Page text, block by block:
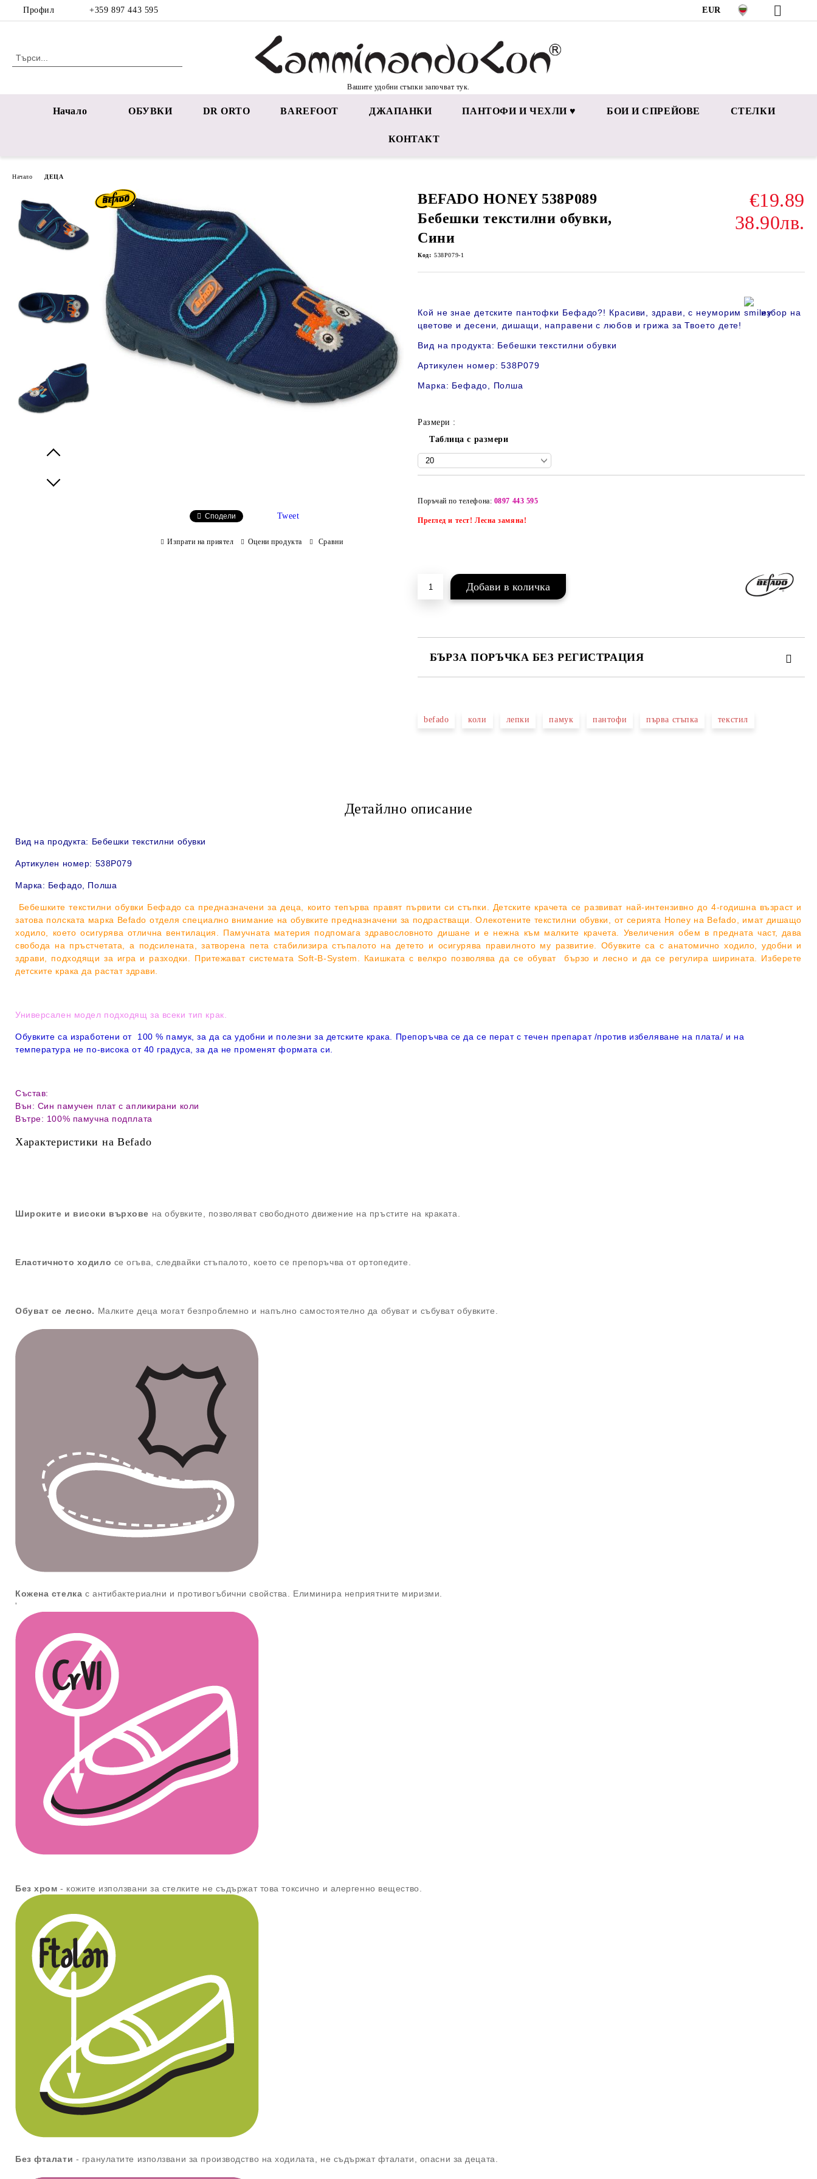
Профил +359 897 443 595 EUR
Вашите удобни стъпки започват тук.
Начало ОБУВКИ DR ORTO BAREFOOT ДЖАПАНКИ ПАНТОФИ И ЧЕХЛИ ♥ БОИ И СПРЕЙОВЕ СТЕЛКИ
КОНТАКТ
Начало ДЕЦА
BEFADO HONEY 538P089
Бебешки текстилни обувки,
Сини
€19.89
38.90лв.
Код: 538P079-1
Кой не знае детските пантофки Бефадо?! Красиви, здрави, с неуморим
избор на
цветове и десени, дишащи, направени с любов и грижа за Твоето дете!
Вид на продукта: Бебешки текстилни обувки
Артикулен номер: 538P079
Марка: Бефадо, Полша
Размери :
Таблица с размери
Поръчай по телефона: 0897 443 595
Преглед и тест! Лесна замяна!
БЪРЗА ПОРЪЧКА БЕЗ РЕГИСТРАЦИЯ
Ние ще се свържем с вас в рамките на работния ден.
befado коли лепки памук пантофи първа стъпка текстил
Сподели Tweet
Изпрати на приятел Оцени продукта Сравни
Детайлно описание
Вид на продукта: Бебешки текстилни обувки
Артикулен номер: 538P079
Марка: Бефадо, Полша
Бебешките текстилни обувки Бефадо са предназначени за деца, които тепърва правят първити си стъпки. Детските крачета се развиват най-интензивно до 4-годишна възраст и
затова полската марка Befado отделя специално внимание на обувките предназначени за подрастващи. Олекотените текстилни обувки, от серията Honey на Befado, имат дишащо
ходило, което осигурява отлична вентилация. Памучната материя подпомага здравословното дишане и е нежна към малките крачета. Увеличения обем в предната част, дава
свобода на пръстчетата, а подсилената, затворена пета стабилизира стъпалото на детето и осигурява правилното му развитие. Обувките са с анатомично ходило, удобни и
здрави, подходящи за игра и разходки.
Притежават системата Soft-B-System. Каишката с велкро позволява да се обуват бързо и лесно и да се регулира ширината. Изберете
детските крака да растат здрави.
Универсален модел подходящ за всеки тип крак.
Обувките са изработени от 100 % памук, за да са удобни и полезни за детските крака. Препоръчва се да се перат с течен препарат /против избеляване на плата/ и на
температура не по-висока от 40 градуса, за да не променят формата си.
Състав:
Вън: Син памучен плат с апликирани коли
Вътре: 100% памучна подплата
Характеристики на Befado
Широките и високи върхове на обувките, позволяват свободното движение на пръстите на краката.
Еластичното ходило се огъва, следвайки стъпалото, което се препоръчва от ортопедите.
Обуват се лесно. Малките деца могат безпроблемно и напълно самостоятелно да обуват и събуват обувките.
Кожена стелка с антибактериални и противогъбични свойства. Елиминира неприятните миризми.
'
Без хром - кожите използвани за стелките не съдържат това токсично и алергенно вещество.
Без фталати - гранулатите използвани за производство на ходилата, не съдържат фталати, опасни за децата.